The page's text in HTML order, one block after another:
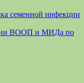
семенной инфекции
ВООП и МИДа по